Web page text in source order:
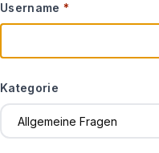
Username*
Kategorie